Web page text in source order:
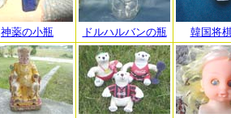
神薬の小瓶 ドルハルバンの瓶 韓国将